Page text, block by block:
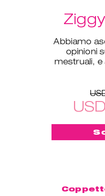
Abbiamo
opinioni
mestruali,